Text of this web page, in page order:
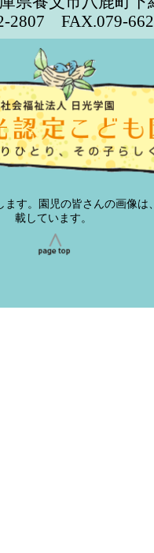
2807 FAX.079-
ます。園児の皆さんの画像
載しています。